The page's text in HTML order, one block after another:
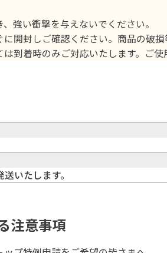
、強い衝撃を与えないでください。
に開封しご確認ください。商品の破
は到着時のみご対応いたします。ご
いたします。
注意事項